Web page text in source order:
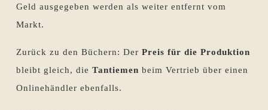
Geld ausgegeben werden als weiter entfernt vom
Markt.
Zurück zu den Büchern: Der Preis für die Produktion
bleibt gleich, die Tantiemen beim Vertrieb über einen
Onlinehändler ebenfalls.